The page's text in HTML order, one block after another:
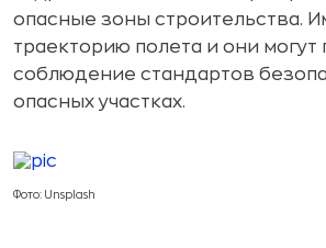
опасные зоны строительства.
траекторию полета и они могут
соблюдение стандартов
опасных участках.
Фото: Unsplash